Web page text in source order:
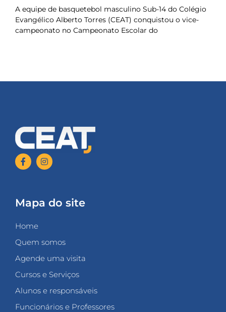
A equipe de basquetebol masculino Sub-14 do Colégio
Evangélico Alberto Torres (CEAT) conquistou o vice-
campeonato no Campeonato Escolar do
Mapa do site
Home
Quem somos
Agende uma visita
Cursos e Serviços
Alunos e responsáveis
Funcionários e Professores